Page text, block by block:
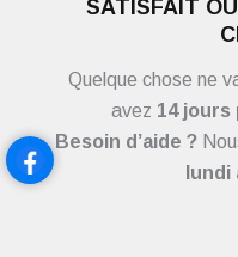
SATISFAIT
Quelque chose ne
avez 14 jours
Besoin d’aide ?